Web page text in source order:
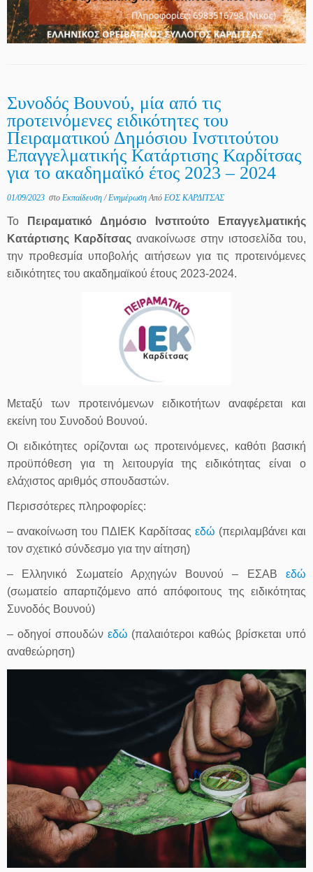
Συνοδός Βουνού, μία από τις
προτεινόμενες ειδικότητες του
Πειραματικού Δημόσιου Ινστιτούτου
Επαγγελματικής Κατάρτισης Καρδίτσας
για το ακαδημαϊκό έτος 2023 – 2024
01/09/2023 στο Εκπαίδευση/ΕνημέρωσηΑπό ΕΟΣ ΚΑΡΔΙΤΣΑΣ
Το
Πειραματικό Δημόσιο Ινστιτούτο Επαγγελματικής
Κατάρτισης Καρδίτσας ανακοίνωσε στην ιστοσελίδα του,
την προθεσμία υποβολής αιτήσεων για τις προτεινόμενες
ειδικότητες του ακαδημαϊκού έτους 2023-2024.
Μεταξύ των προτεινόμενων ειδικοτήτων αναφέρεται και
εκείνη του Συνοδού Βουνού.
Οι ειδικότητες ορίζονται ως προτεινόμενες, καθότι βασική
προϋπόθεση για τη λειτουργία της ειδικότητας είναι ο
ελάχιστος αριθμός σπουδαστών.
Περισσότερες πληροφορίες:
– ανακοίνωση του ΠΔΙΕΚ Καρδίτσας εδώ (περιλαμβάνει και
τον σχετικό σύνδεσμο για την αίτηση)
– Ελληνικό Σωματείο Αρχηγών Βουνού – ΕΣΑΒ εδώ
(σωματείο απαρτιζόμενο από απόφοιτους της ειδικότητας
Συνοδός Βουνού)
– οδηγοί σπουδών εδώ (παλαιότεροι καθώς βρίσκεται υπό
αναθεώρηση)